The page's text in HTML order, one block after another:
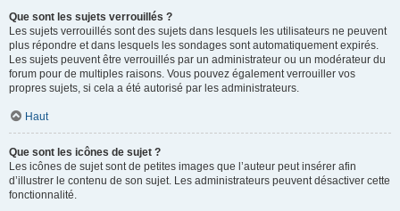
Que sont les sujets verrouillés ?
Les sujets verrouillés sont des sujets dans lesquels les utilisateurs ne peuvent
plus répondre et dans lesquels les sondages sont automatiquement expirés.
Les sujets peuvent être verrouillés par un administrateur ou un modérateur du
forum pour de multiples raisons. Vous pouvez également verrouiller vos
propres sujets, si cela a été autorisé par les administrateurs.
Haut
Que sont les icônes de sujet ?
Les icônes de sujet sont de petites images que l’auteur peut insérer afin
d’illustrer le contenu de son sujet. Les administrateurs peuvent désactiver cette
fonctionnalité.